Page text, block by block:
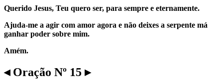
Querido Jesus, Teu quero ser, para sempre e eternamente.
Ajuda-me a agir com amor agora e não deixes a serpente má
ganhar poder sobre mim.
Amém.
◂ Oração Nº 15 ▸